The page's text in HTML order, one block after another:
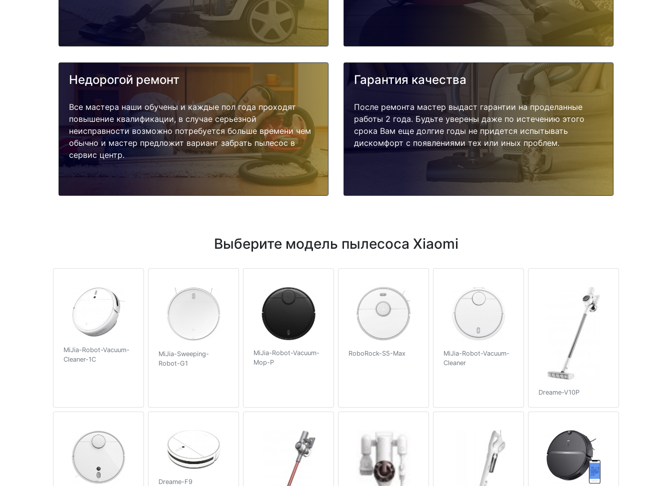
Недорогой ремонт
Все мастера наши обучены и каждые пол года проходят
повышение квалификации, в случае серьезной
неисправности возможно потребуется больше времени чем
обычно и мастер предложит вариант забрать пылесос в
сервис центр.
Гарантия качества
После ремонта мастер выдаст гарантии на проделанные
работы 2 года. Будьте уверены даже по истечению этого
срока Вам еще долгие годы не придется испытывать
дискомфорт с появлениями тех или иных проблем.
Выберите модель пылесоса Xiaomi
MiJia-Robot-Vacuum-
Cleaner-1C
MiJia-Sweeping-
Robot-G1
MiJia-Robot-Vacuum-
Mop-P
RoboRock-S5-Max
MiJia-Robot-Vacuum-
Cleaner
Dreame-V10P
Dreame-F9